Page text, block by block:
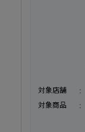
対象店舗
対象商品